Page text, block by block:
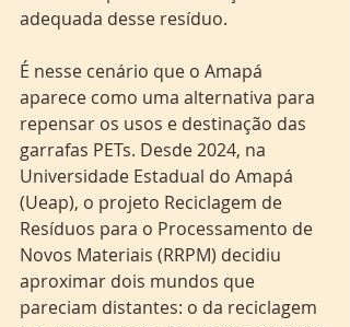
adequada desse resíduo.
É nesse cenário que o Amapá
aparece como uma alternativa para
repensar os usos e destinação das
garrafas PETs. Desde 2024, na
Universidade Estadual do Amapá
(Ueap), o projeto Reciclagem de
Resíduos para o Processamento de
Novos Materiais (RRPM) decidiu
aproximar dois mundos que
pareciam distantes: o da reciclagem